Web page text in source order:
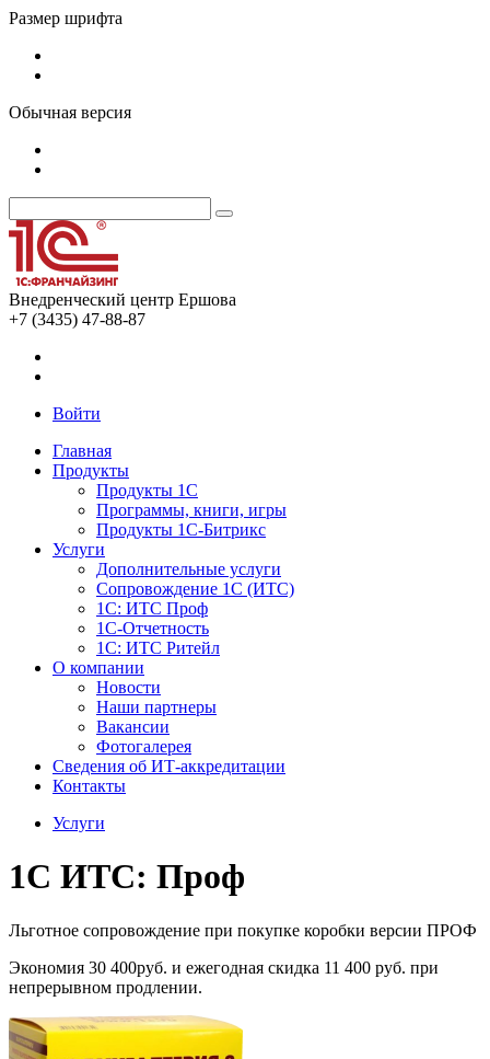
Размер шрифта
Обычная версия
Внедренческий центр Ершова
+7 (3435) 47-88-87
Войти
Главная
Продукты
Продукты 1С
Программы, книги, игры
Продукты 1С-Битрикс
Услуги
Дополнительные услуги
Сопровождение 1С (ИТС)
1С: ИТС Проф
1С-Отчетность
1С: ИТС Ритейл
О компании
Новости
Наши партнеры
Вакансии
Фотогалерея
Сведения об ИТ-аккредитации
Контакты
Услуги
1С ИТС: Проф
Льготное сопровождение при покупке коробки версии ПРОФ
Экономия 30 400руб. и ежегодная скидка 11 400 руб. при
непрерывном продлении.